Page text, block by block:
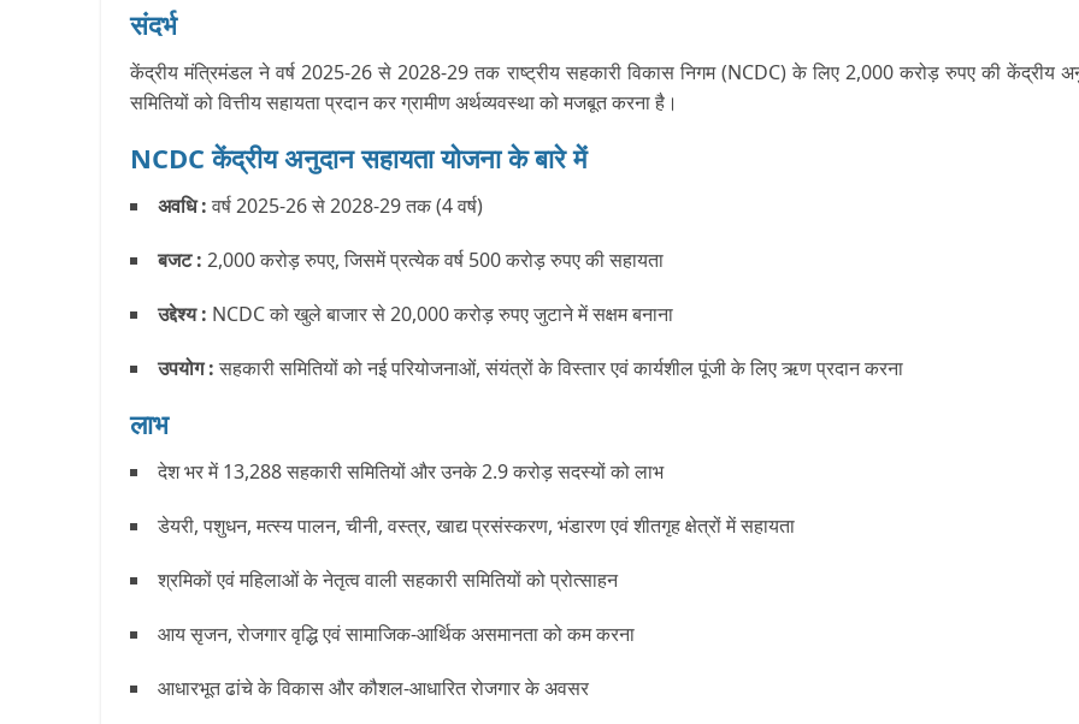
संदर्भ
केंद्रीय मंत्रिमंडल ने वर्ष 2025-26 से 2028-29 तक राष्ट्रीय सहकारी विकास निगम (NCDC) के लिए 2,000 करोड़ रुपए की केंद्रीय
समितियों को वित्तीय सहायता प्रदान कर ग्रामीण अर्थव्यवस्था को मजबूत करना है।
NCDC केंद्रीय अनुदान सहायता योजना के बारे में
अवधि : वर्ष 2025-26 से 2028-29 तक (4 वर्ष)
बजट : 2,000 करोड़ रुपए, जिसमें प्रत्येक वर्ष 500 करोड़ रुपए की सहायता
उद्देश्य : NCDC को खुले बाजार से 20,000 करोड़ रुपए जुटाने में सक्षम बनाना
उपयोग : सहकारी समितियों को नई परियोजनाओं, संयंत्रों के विस्तार एवं कार्यशील पूंजी के लिए ऋण प्रदान करना
लाभ
देश भर में 13,288 सहकारी समितियों और उनके 2.9 करोड़ सदस्यों को लाभ
डेयरी, पशुधन, मत्स्य पालन, चीनी, वस्त्र, खाद्य प्रसंस्करण, भंडारण एवं शीतगृह क्षेत्रों में सहायता
श्रमिकों एवं महिलाओं के नेतृत्व वाली सहकारी समितियों को प्रोत्साहन
आय सृजन, रोजगार वृद्धि एवं सामाजिक-आर्थिक असमानता को कम करना
आधारभूत ढांचे के विकास और कौशल-आधारित रोजगार के अवसर